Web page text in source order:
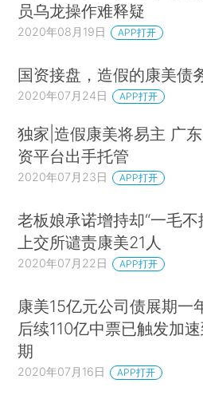
员乌龙操作难释疑
2020年08月19日 APP打开
国资接盘，造假的康美债
2020年07月24日 APP打开
独家|造假康美将易主 广
资平台出手托管
2020年07月23日 APP打开
老板娘承诺增持却“一毛不
上交所谴责康美21人
2020年07月22日 APP打开
康美15亿元公司债展期一
后续110亿中票已触发加
期
2020年07月16日 APP打开